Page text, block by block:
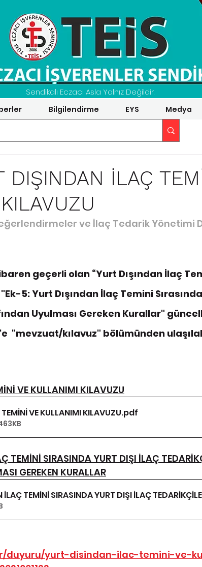
Sendikalı Eczacı Asla Yalnız Değildir.
Bilgilendirme EYS Medya
DIŞINDAN İLAÇ
ve İlaç Tedarik Yönetimi
geçerli olan “Yurt Dışından İlaç
5: Yurt Dışından İlaç Temini
Uyulması Gereken Kurallar"
"mevzuat/kılavuz" bölümünden
VE KULLANIMI KILAVUZU
VE KULLANIMI KILAVUZU.pdf
TEMİNİ SIRASINDA YURT DIŞI İLAÇ
GEREKEN KURALLAR
TEMİNİ SIRASINDA YURT DIŞI İLAÇ
duyuru/yurt-disindan-ilac-temini-ve-